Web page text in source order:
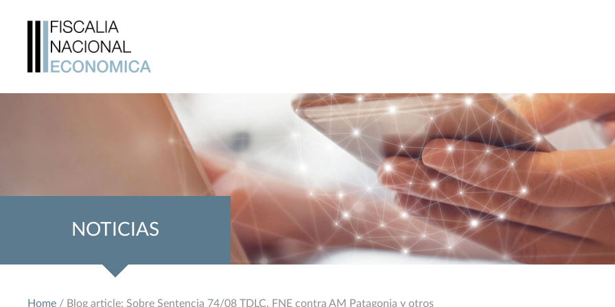
NOTICIAS
Home / Blog article: Sobre Sentencia 74/08 TDLC, FNE contra AM Patagonia y otros